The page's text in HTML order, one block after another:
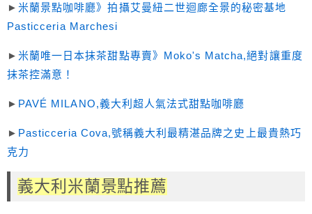
►米蘭景點咖啡廳》拍攝艾曼紐二世迴廊全景的秘密基地
Pasticceria Marchesi
►米蘭唯一日本抹茶甜點專賣》Moko's Matcha,絕對讓重度
抹茶控滿意！
► PAVÉ MILANO,義大利超人氣法式甜點咖啡廳
► Pasticceria Cova,號稱義大利最精湛品牌之史上最貴熱巧
克力
義大利米蘭景點推薦